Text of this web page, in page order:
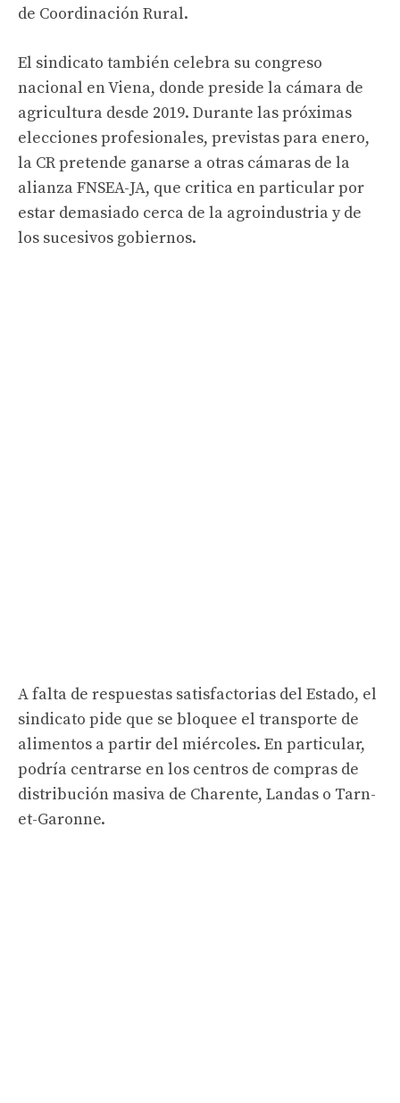
de Coordinación Rural.
El sindicato también celebra su congreso
nacional en Viena, donde preside la cámara de
agricultura desde 2019. Durante las próximas
elecciones profesionales, previstas para enero,
la CR pretende ganarse a otras cámaras de la
alianza FNSEA-JA, que critica en particular por
estar demasiado cerca de la agroindustria y de
los sucesivos gobiernos.
A falta de respuestas satisfactorias del Estado, el
sindicato pide que se bloquee el transporte de
alimentos a partir del miércoles. En particular,
podría centrarse en los centros de compras de
distribución masiva de Charente, Landas o Tarn-
et-Garonne.